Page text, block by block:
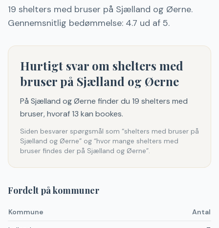
19 shelters med bruser på Sjælland og Øerne.
Gennemsnitlig bedømmelse: 4.7 ud af 5.
Hurtigt svar om shelters med
bruser på Sjælland og Øerne
På Sjælland og Øerne finder du 19 shelters med
bruser, hvoraf 13 kan bookes.
Siden besvarer spørgsmål som “shelters med bruser på
Sjælland og Øerne” og “hvor mange shelters med
bruser findes der på Sjælland og Øerne”.
Fordelt på kommuner
Kommune Antal